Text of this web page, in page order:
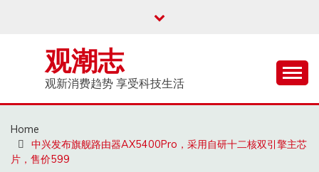
观潮志
观新消费趋势 享受科技生活
Home
中兴发布旗舰路由器AX5400Pro，采用自研十二核双引擎主芯
片，售价599